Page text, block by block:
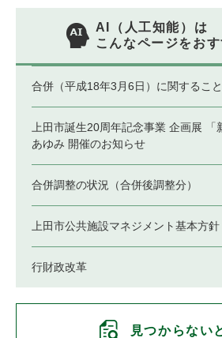
AI（人工知能）は
こんなページをお
合併（平成18年3月6日）に関すること
上田市誕生20周年記念事業 企画展
あゆみ 開催のお知らせ
合併調整の状況（合併後調整分）
上田市公共施設マネジメント基本方針
行財政改革
見つからない